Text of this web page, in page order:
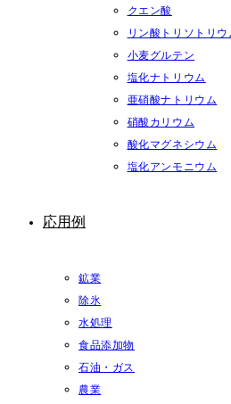
クエン酸
リン酸トリソトリウ
小麦グルテン
塩化ナトリウム
亜硝酸ナトリウム
硝酸カリウム
酸化マグネシウム
塩化アンモニウム
応用例
鉱業
除氷
水処理
食品添加物
石油・ガス
農業